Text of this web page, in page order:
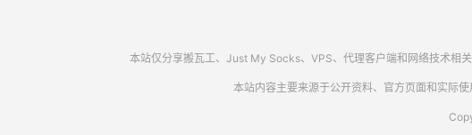
本站仅分享搬瓦工、Just My Socks、VPS、代理客户端和网络技术相
本站内容主要来源于公开资料、官方页面和实际